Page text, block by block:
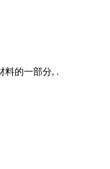
料的一部分, .